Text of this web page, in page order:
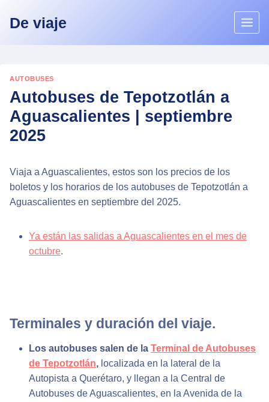
De viaje
AUTOBUSES
Autobuses de Tepotzotlán a
Aguascalientes | septiembre
2025
Viaja a Aguascalientes, estos son los precios de los
boletos y los horarios de los autobuses de Tepotzotlán a
Aguascalientes en septiembre del 2025.
Ya están las salidas a Aguascalientes en el mes de
octubre.
Terminales y duración del viaje.
Los autobuses salen de la Terminal de Autobuses
de Tepotzotlán, localizada en la lateral de la
Autopista a Querétaro, y llegan a la Central de
Autobuses de Aguascalientes, en la Avenida de la